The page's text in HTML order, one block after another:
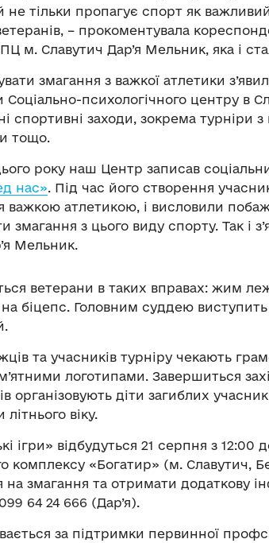
не тільки пропагує спорт як
– прокоментувала
м. Славутич Дар’я Мельник, яка і
змагання з важкої атлетики
Соціально-психологічного центру в
спортивні заходи, зокрема турніри
тощо.
року наш Центр записав
нас». Під час його створення
важкою атлетикою, і висловили
змагання з цього виду спорту. Так і
Мельник.
ветерани в таких вправах: жим
на біцепс. Головним суддею
та учасників турніру чекають
логотипами. Завершиться
організовують діти загиблих
віку.
ігри» відбудуться 21 серпня з 12:00
комплексу «Богатир» (м. Славутич,
на змагання та отримати додаткову
64 24 666 (Дар’я).
за підтримки первинної